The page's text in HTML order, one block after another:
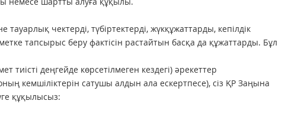
чектерді, түбіртектерді, жүкқұжаттарды, кепілдік
тапсырыс беру фактісін растайтын басқа да құжаттарды. Бұл
деңгейде көрсетілмеген кездегі) әрекеттер
кемшіліктерін сатушы алдын ала ескертпесе), сіз ҚР Заңына
құқылысыз: